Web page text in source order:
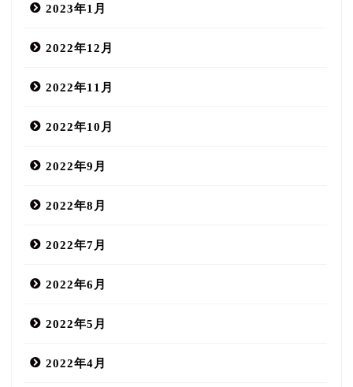
2023年1月
2022年12月
2022年11月
2022年10月
2022年9月
2022年8月
2022年7月
2022年6月
2022年5月
2022年4月